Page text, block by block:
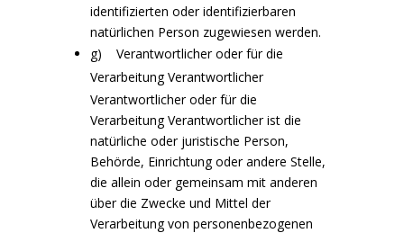
identifizierten oder identifizierbaren
natürlichen Person zugewiesen werden.
g) Verantwortlicher oder für die
Verarbeitung Verantwortlicher
Verantwortlicher oder für die
Verarbeitung Verantwortlicher ist die
natürliche oder juristische Person,
Behörde, Einrichtung oder andere Stelle,
die allein oder gemeinsam mit anderen
über die Zwecke und Mittel der
Verarbeitung von personenbezogenen